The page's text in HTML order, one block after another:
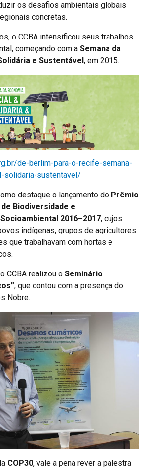
os desafios ambientais globais
concretas.
o CCBA intensificou seus trabalhos
começando com a Semana da
e Sustentável , em 2015.
de-berlim-para-o-recife-semana-
solidaria-sustentavel/
destaque o lançamento do Prêmio
Biodiversidade e
2016–2017, cujos
indígenas, grupos de agricultores
que trabalhavam com hortas e
CCBA realizou o Seminário
, que contou com a presença do
Nobre.
COP30, vale a pena rever a palestra